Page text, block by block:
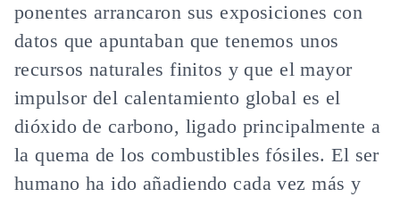
ponentes arrancaron sus exposiciones con
datos que apuntaban que tenemos unos
recursos naturales finitos y que el mayor
impulsor del calentamiento global es el
dióxido de carbono, ligado principalmente a
la quema de los combustibles fósiles. El ser
humano ha ido añadiendo cada vez más y